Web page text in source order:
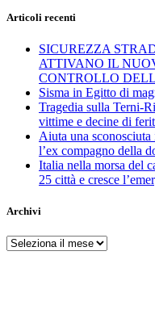
Articoli recenti
SICUREZZA
ATTIVANO IL
CONTROLLO
Sisma in Egitto di
Tragedia sulla Terni-
vittime e decine di
Aiuta una
l’ex compagno della
Italia nella morsa del
25 città e cresce
Archivi
Archivi